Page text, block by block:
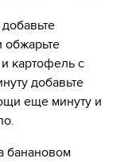
обжарьте
картофель с
добавьте
еще минуту и
банановом